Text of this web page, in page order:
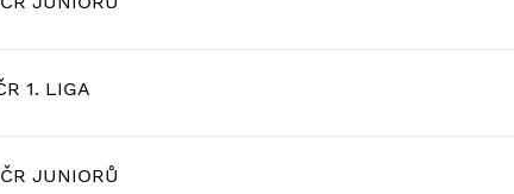
1. LIGA
JUNIORŮ